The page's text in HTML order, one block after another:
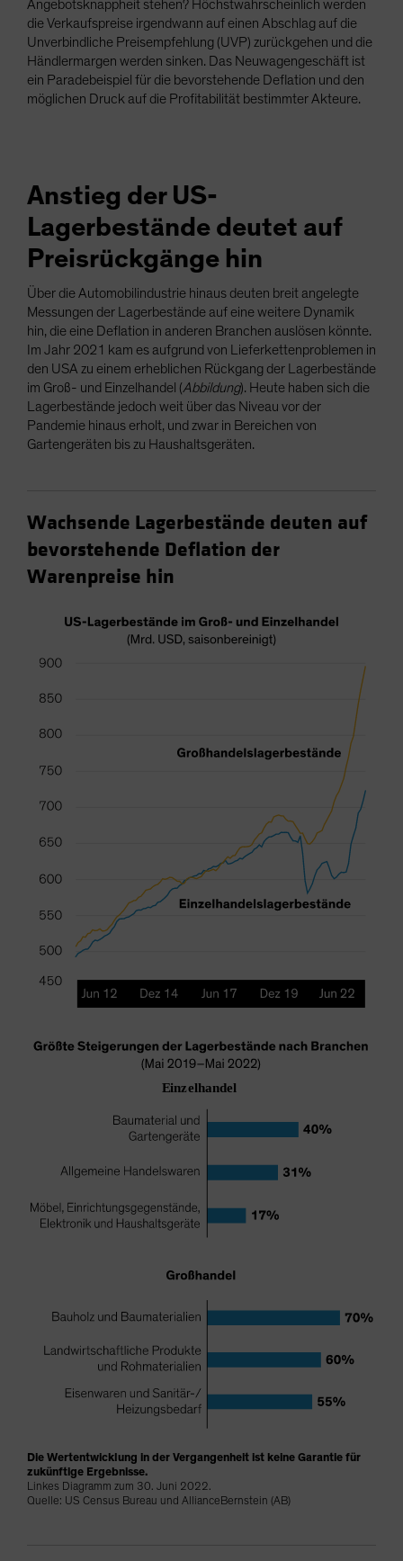
Angebotsknappheit stehen? Höchstwahrscheinlich werden
die Verkaufspreise irgendwann auf einen Abschlag auf die
Unverbindliche Preisempfehlung (UVP) zurückgehen und die
Händlermargen werden sinken. Das Neuwagengeschäft ist
ein Paradebeispiel für die bevorstehende Deflation und den
möglichen Druck auf die Profitabilität bestimmter Akteure.
Anstieg der US-
Lagerbestände deutet auf
Preisrückgänge hin
Über die Automobilindustrie hinaus deuten breit angelegte
Messungen der Lagerbestände auf eine weitere Dynamik
hin, die eine Deflation in anderen Branchen auslösen könnte.
Im Jahr 2021 kam es aufgrund von Lieferkettenproblemen in
den USA zu einem erheblichen Rückgang der Lagerbestände
im Groß- und Einzelhandel (Abbildung). Heute haben sich die
Lagerbestände jedoch weit über das Niveau vor der
Pandemie hinaus erholt, und zwar in Bereichen von
Gartengeräten bis zu Haushaltsgeräten.
Wachsende Lagerbestände deuten auf
bevorstehende Deflation der
Warenpreise hin
Die Wertentwicklung in der Vergangenheit ist keine Garantie für
zukünftige Ergebnisse.
Linkes Diagramm zum 30. Juni 2022.
Quelle: US Census Bureau und AllianceBernstein (AB)